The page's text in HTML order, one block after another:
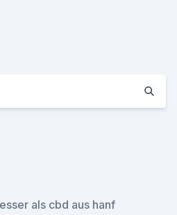
als cbd aus hanf